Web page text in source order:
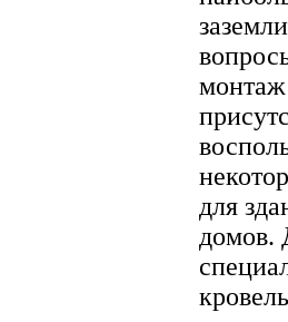
монтаж
для
домов.